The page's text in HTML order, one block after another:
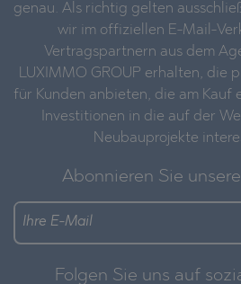
genau. Als richtig gelten
wir im offiziellen E-Mail-
Vertragspartnern aus dem
LUXIMMO GROUP erhalten, die
für Kunden anbieten, die am Kauf
Investitionen in die auf der
Neubauprojekte
Abonnieren Sie
Folgen Sie uns auf